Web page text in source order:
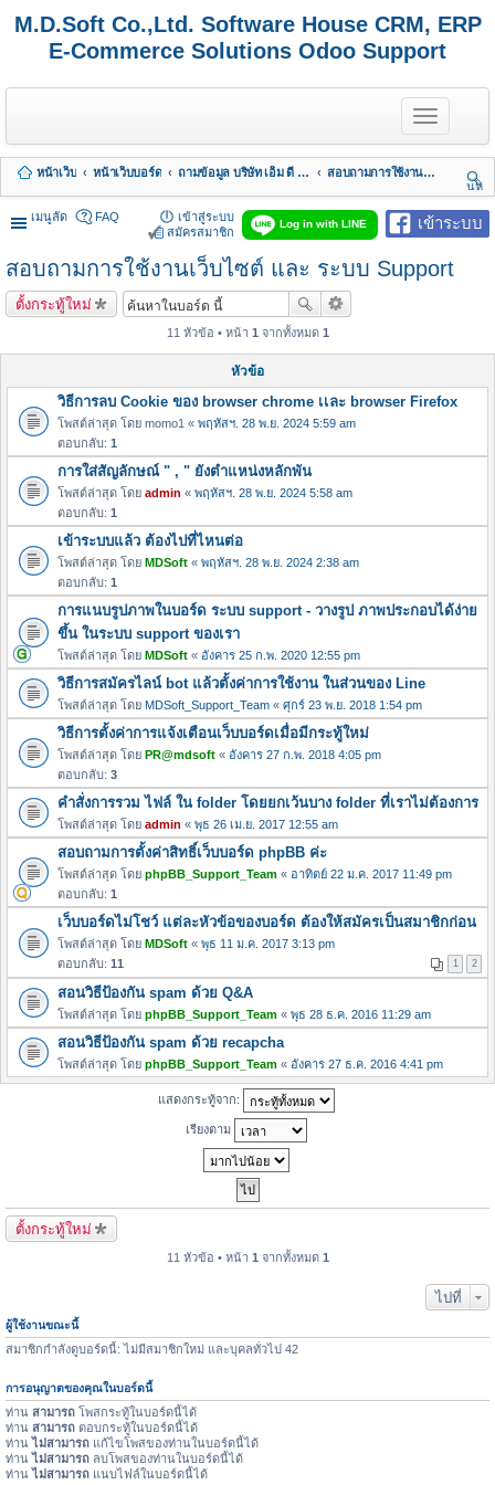
M.D.Soft Co.,Ltd. Software House CRM, ERP
E-Commerce Solutions Odoo Support
T
o
g
l
e
n
a
i
g
หน้าเว็บ หน้าเว็บบอร์ด ถามข้อมูล บริษัท เอ็ม ดี ซอฟต์ จำกัด
สอบถามการใช้งานเว็บไซต์ และ ระบบ Support
นห
า
เมนูลัด
เข้าระบบ
Log in with LINE
FAQ
เข้าสู่ระบบ
สมัครสมาชิก
สอบถามการใช้งานเว็บไซต์ และ ระบบ Support
ตั้งกระทู้ใหม่
11 หัวข้อ • หน้า 1 จากทั้งหมด 1
หัวข้อ
วิธีการลบ Cookie ของ browser chrome เเละ browser Firefox
โพสต์ล่าสุด โดย momo1 « พฤหัสฯ. 28 พ.ย. 2024 5:59 am
ตอบกลับ: 1
การใส่สัญลักษณ์ " , " ยังตำแหน่งหลักพัน
โพสต์ล่าสุด โดย admin « พฤหัสฯ. 28 พ.ย. 2024 5:58 am
ตอบกลับ: 1
เข้าระบบแล้ว ต้องไปที่ไหนต่อ
โพสต์ล่าสุด โดย MDSoft « พฤหัสฯ. 28 พ.ย. 2024 2:38 am
ตอบกลับ: 1
การแนบรูปภาพในบอร์ด ระบบ support - วางรูป ภาพประกอบได้ง่าย
ขึ้น ในระบบ support ของเรา
โพสต์ล่าสุด โดย MDSoft « อังคาร 25 ก.พ. 2020 12:55 pm
วิธีการสมัครไลน์ bot แล้วตั้งค่าการใช้งาน ในส่วนของ Line
โพสต์ล่าสุด โดย MDSoft_Support_Team « ศุกร์ 23 พ.ย. 2018 1:54 pm
วิธีการตั้งค่าการแจ้งเตือนเว็บบอร์ดเมื่อมีกระทู้ใหม่
โพสต์ล่าสุด โดย PR@mdsoft « อังคาร 27 ก.พ. 2018 4:05 pm
ตอบกลับ: 3
คำสั่งการรวม ไฟล์ ใน folder โดยยกเว้นบาง folder ที่เราไม่ต้องการ
โพสต์ล่าสุด โดย admin « พุธ 26 เม.ย. 2017 12:55 am
สอบถามการตั้งค่าสิทธิ์เว็บบอร์ด phpBB ค่ะ
โพสต์ล่าสุด โดย phpBB_Support_Team « อาทิตย์ 22 ม.ค. 2017 11:49 pm
ตอบกลับ: 1
เว็บบอร์ดไม่โชว์ แต่ละหัวข้อของบอร์ด ต้องให้สมัครเป็นสมาชิกก่อน
โพสต์ล่าสุด โดย MDSoft « พุธ 11 ม.ค. 2017 3:13 pm
ตอบกลับ: 11 1 2
สอนวิธีป้องกัน spam ด้วย Q&A
โพสต์ล่าสุด โดย phpBB_Support_Team « พุธ 28 ธ.ค. 2016 11:29 am
สอนวิธีป้องกัน spam ด้วย recapcha
โพสต์ล่าสุด โดย phpBB_Support_Team « อังคาร 27 ธ.ค. 2016 4:41 pm
แสดงกระทู้จาก:
เรียงตาม
ตั้งกระทู้ใหม่
11 หัวข้อ • หน้า 1 จากทั้งหมด 1
ไปที่
ผู้ใช้งานขณะนี้
สมาชิกกำลังดูบอร์ดนี้: ไม่มีสมาชิกใหม่ และบุคลทั่วไป 42
การอนุญาตของคุณในบอร์ดนี้
ท่าน สามารถ โพสกระทู้ในบอร์ดนี้ได้
ท่าน สามารถ ตอบกระทู้ในบอร์ดนี้ได้
ท่านไม่สามารถ แก้ไขโพสของท่านในบอร์ดนี้ได้
ท่านไม่สามารถ ลบโพสของท่านในบอร์ดนี้ได้
ท่านไม่สามารถ แนบไฟล์ในบอร์ดนี้ได้